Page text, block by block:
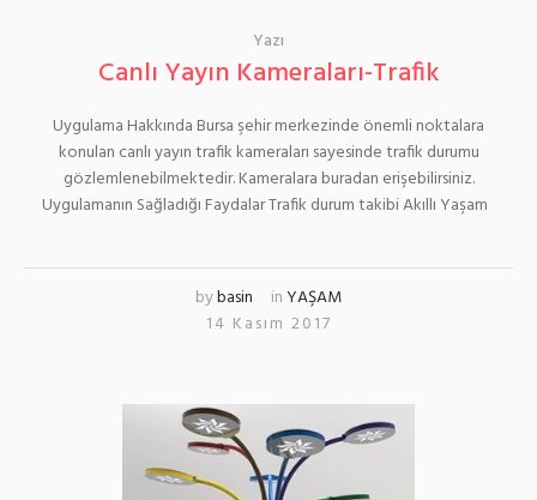
Yazı
Canlı Yayın Kameraları-Trafik
Uygulama Hakkında Bursa şehir merkezinde önemli noktalara
konulan canlı yayın trafik kameraları sayesinde trafik durumu
gözlemlenebilmektedir. Kameralara buradan erişebilirsiniz.
Uygulamanın Sağladığı Faydalar Trafik durum takibi Akıllı Yaşam
bybasin inYAŞAM
14 Kasım 2017